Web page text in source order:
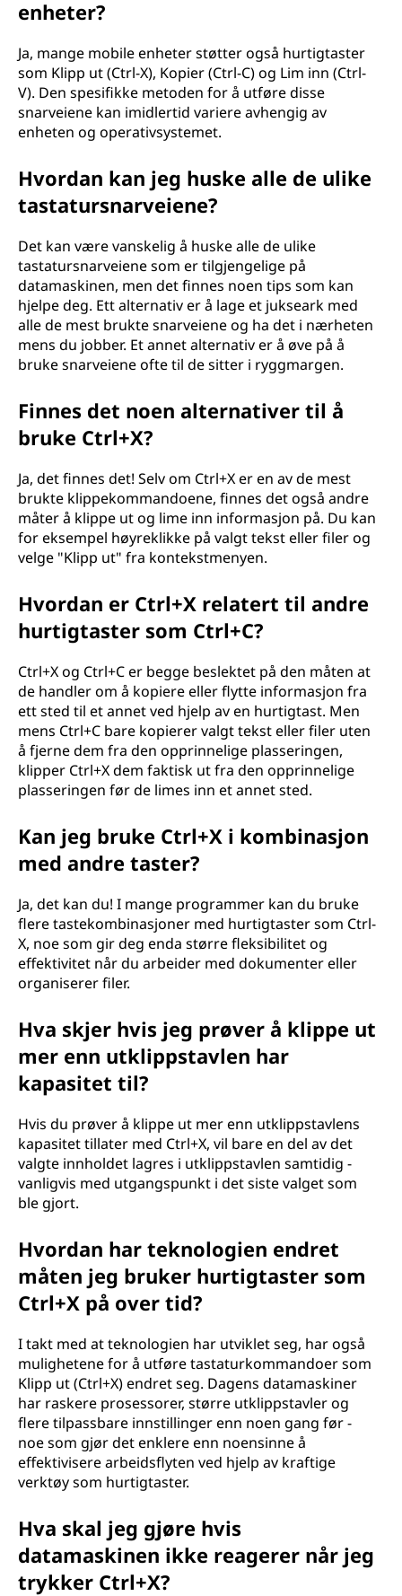
enheter?
Ja, mange mobile enheter støtter også hurtigtaster
som Klipp ut (Ctrl-X), Kopier (Ctrl-C) og Lim inn (Ctrl-
V). Den spesifikke metoden for å utføre disse
snarveiene kan imidlertid variere avhengig av
enheten og operativsystemet.
Hvordan kan jeg huske alle de ulike
tastatursnarveiene?
Det kan være vanskelig å huske alle de ulike
tastatursnarveiene som er tilgjengelige på
datamaskinen, men det finnes noen tips som kan
hjelpe deg. Ett alternativ er å lage et jukseark med
alle de mest brukte snarveiene og ha det i nærheten
mens du jobber. Et annet alternativ er å øve på å
bruke snarveiene ofte til de sitter i ryggmargen.
Finnes det noen alternativer til å
bruke Ctrl+X?
Ja, det finnes det! Selv om Ctrl+X er en av de mest
brukte klippekommandoene, finnes det også andre
måter å klippe ut og lime inn informasjon på. Du kan
for eksempel høyreklikke på valgt tekst eller filer og
velge "Klipp ut" fra kontekstmenyen.
Hvordan er Ctrl+X relatert til andre
hurtigtaster som Ctrl+C?
Ctrl+X og Ctrl+C er begge beslektet på den måten at
de handler om å kopiere eller flytte informasjon fra
ett sted til et annet ved hjelp av en hurtigtast. Men
mens Ctrl+C bare kopierer valgt tekst eller filer uten
å fjerne dem fra den opprinnelige plasseringen,
klipper Ctrl+X dem faktisk ut fra den opprinnelige
plasseringen før de limes inn et annet sted.
Kan jeg bruke Ctrl+X i kombinasjon
med andre taster?
Ja, det kan du! I mange programmer kan du bruke
flere tastekombinasjoner med hurtigtaster som Ctrl-
X, noe som gir deg enda større fleksibilitet og
effektivitet når du arbeider med dokumenter eller
organiserer filer.
Hva skjer hvis jeg prøver å klippe ut
mer enn utklippstavlen har
kapasitet til?
Hvis du prøver å klippe ut mer enn utklippstavlens
kapasitet tillater med Ctrl+X, vil bare en del av det
valgte innholdet lagres i utklippstavlen samtidig -
vanligvis med utgangspunkt i det siste valget som
ble gjort.
Hvordan har teknologien endret
måten jeg bruker hurtigtaster som
Ctrl+X på over tid?
I takt med at teknologien har utviklet seg, har også
mulighetene for å utføre tastaturkommandoer som
Klipp ut (Ctrl+X) endret seg. Dagens datamaskiner
har raskere prosessorer, større utklippstavler og
flere tilpassbare innstillinger enn noen gang før -
noe som gjør det enklere enn noensinne å
effektivisere arbeidsflyten ved hjelp av kraftige
verktøy som hurtigtaster.
Hva skal jeg gjøre hvis
datamaskinen ikke reagerer når jeg
trykker Ctrl+X?